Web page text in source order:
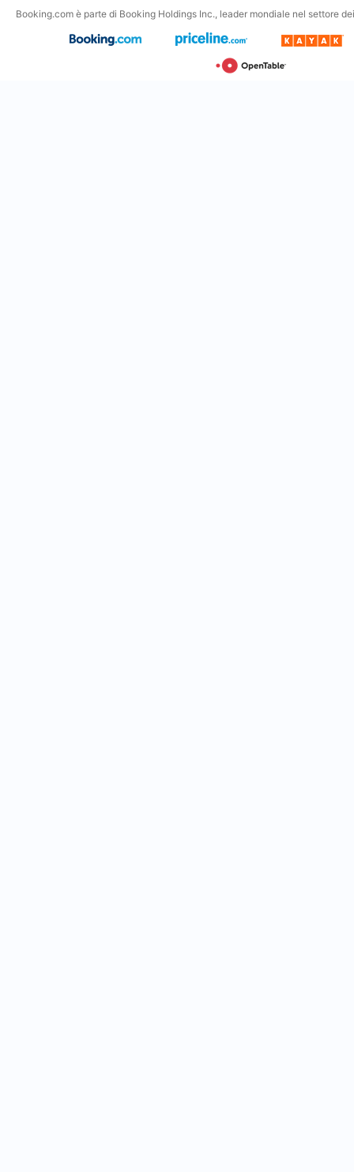
Booking.com è parte di Booking Holdings Inc., leader mondiale nel settore